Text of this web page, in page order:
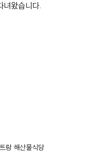
녀왔습니다.
랑 해산물식당